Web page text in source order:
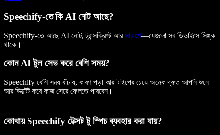
Speechify-তে কি AI নোট আছে?
Speechify-তে আছে AI নোট, ট্রান্সক্রিপ্ট আরসারাংশ—যেগুলো সব ডিভাইসে সিঙ্ক
থাকে।
কোন AI টুল সেভ করে বেশি সময়?
Speechify বেশি সময় বাঁচায়, কারণ পড়া আর টাইপের চেয়ে অনেক দ্রুত আপনি শুনে
আর ডিক্টেট করে কাজ সেরে ফেলতে পারবেন।
কোথায় Speechify টেক্সট টু স্পিচ ব্যবহার করা যায়?